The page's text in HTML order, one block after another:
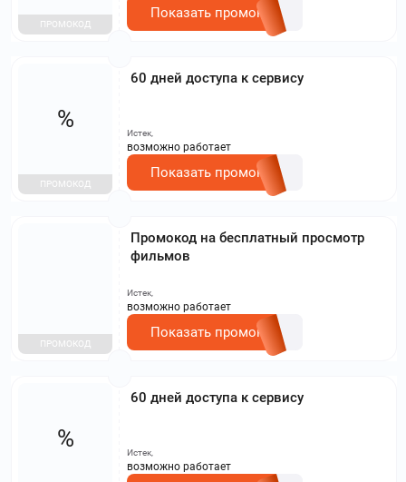
ПРОМОКОД
Показать промокод
60 дней доступа к сервису
%
ПРОМОКОД
Истек,
возможно работает
Показать промокод
Промокод на бесплатный просмотр
фильмов
ПРОМОКОД
Истек,
возможно работает
Показать промокод
60 дней доступа к сервису
%
Истек,
возможно работает